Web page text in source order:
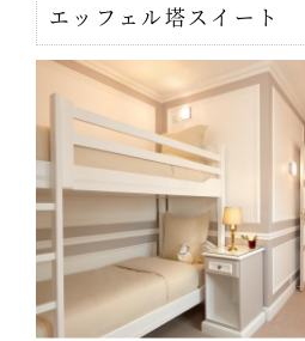
エッフェル塔スイート